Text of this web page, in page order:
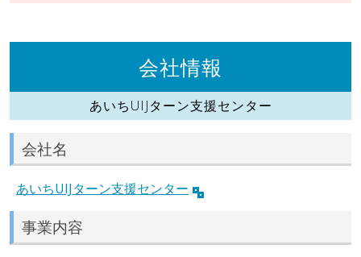
会社情報
あいちUIJターン支援センター
会社名
あいちUIJターン支援センター
事業内容